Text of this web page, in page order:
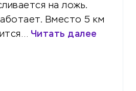
на ложь.
Вместо 5 км
Читать далее